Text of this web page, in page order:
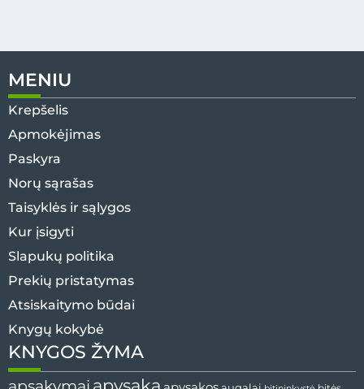
MENIU
Krepšelis
Apmokėjimas
Paskyra
Norų sąrašas
Taisyklės ir sąlygos
Kur įsigyti
Slapukų politika
Prekių pristatymas
Atsiskaitymo būdai
Knygų kokybė
KNYGOS ŽYMA
apysaka